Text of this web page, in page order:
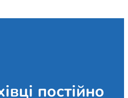
постійно